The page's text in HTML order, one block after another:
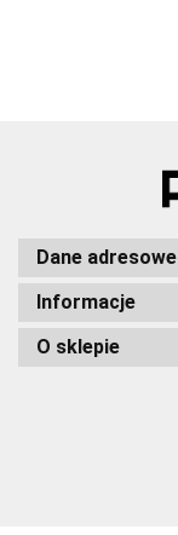
Dane adresowe
Informacje
O sklepie